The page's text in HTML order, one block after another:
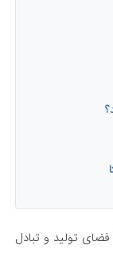
فضای تولید و تبادل